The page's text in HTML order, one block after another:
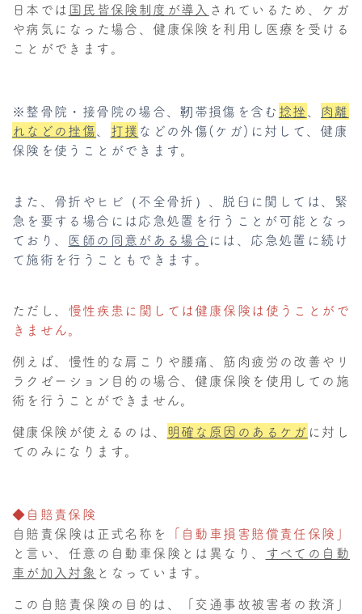
日本では 国民皆保険制度が導入 されているため、ケガ
や病気になった場合、健康保険を利用し医療を受ける
ことができます。
※整骨院・接骨院の場合、靭帯損傷を含む 捻挫、 肉離
れなどの挫傷、 打撲 などの外傷(ケガ)に対して、健康
保険を使うことができます。
また、骨折やヒビ（不全骨折）、脱臼に関しては、緊
急を要する場合には応急処置を行うことが可能となっ
ており、 医師の同意がある場合 には、応急処置に続け
て施術を行うこともできます。
ただし、 慢性疾患に関しては健康保険は使うことがで
きません。
例えば、慢性的な肩こりや腰痛、筋肉疲労の改善やリ
ラクゼーション目的の場合、健康保険を使用しての施
術を行うことができません。
健康保険が使えるのは、 明確な原因のあるケガ に対し
てのみになります。
◆自賠責保険
自賠責保険は正式名称を
「自動車損害賠償責任保険」
と言い、任意の自動車保険とは異なり、
すべての自動
車が加入対象 となっています。
この自賠責保険の目的は、「交通事故被害者の救済」